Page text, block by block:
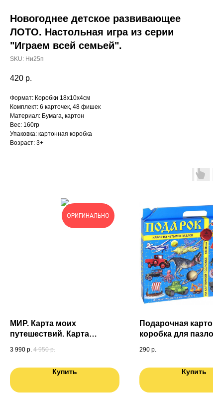
Новогоднее детское развивающее
ЛОТО. Настольная игра из серии
"Играем всей семьей".
SKU: Ни25п
420 р.
Формат: Коробки 18х10х4см
Комплект: 6 карточек, 48 фишек
Материал: Бумага, картон
Вес: 160гр
Упаковка: картонная коробка
Возраст: 3+
ОРИГИНАЛЬНО
МИР. Карта моих
путешествий. Карта
специально для Вас. Карта
3 990 р. 4 950 р.
Купить
Подарочная
коробка для пазлов
290 р.
Купить